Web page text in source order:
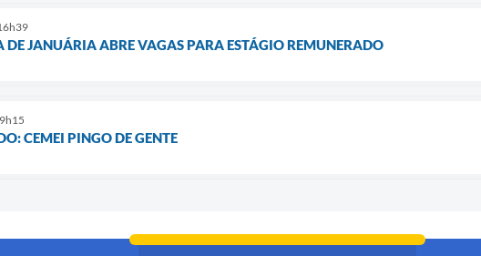
DE JANUÁRIA ABRE VAGAS PARA ESTÁGIO REMUNERADO
CEMEI PINGO DE GENTE